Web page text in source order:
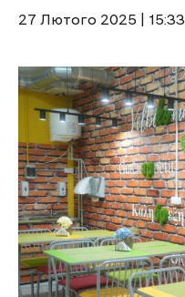
27 Лютого 2025 | 15:33